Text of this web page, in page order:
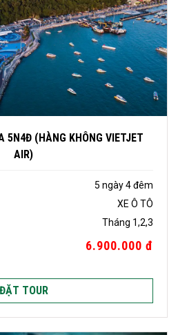
5N4Đ (HÀNG KHÔNG VIETJET
AIR)
5 ngày 4 đêm
XE Ô TÔ
Tháng 1,2,3
6.900.000 đ
ĐẶT TOUR